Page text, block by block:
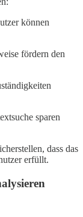
können
fördern den
sparen
dass das
erfüllt.